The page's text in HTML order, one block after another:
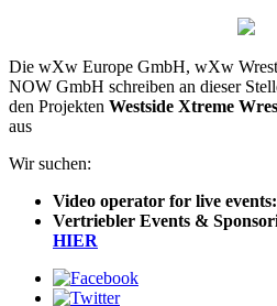
Die wXw Europe GmbH, wXw
NOW GmbH schreiben an dieser
den Projekten Westside Xtreme
aus
Wir suchen:
Video operator for live
Vertriebler Events &
HIER